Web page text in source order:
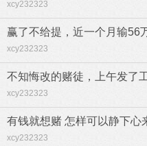
xcy232323
赢了不给提，近一个月输56
xcy232323
不知悔改的赌徒，上午发了
xcy232323
有钱就想赌 怎样可以静下心
xcy232323